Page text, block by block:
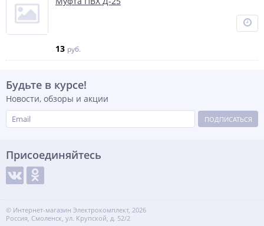
13 руб.
Будьте в курсе!
Новости, обзоры и акции
ПОДПИСАТЬСЯ
Присоединяйтесь
© Интернет-магазин Электрокомплект, 2026
Россия, Смоленск, ул. Крупской, д. 52/2